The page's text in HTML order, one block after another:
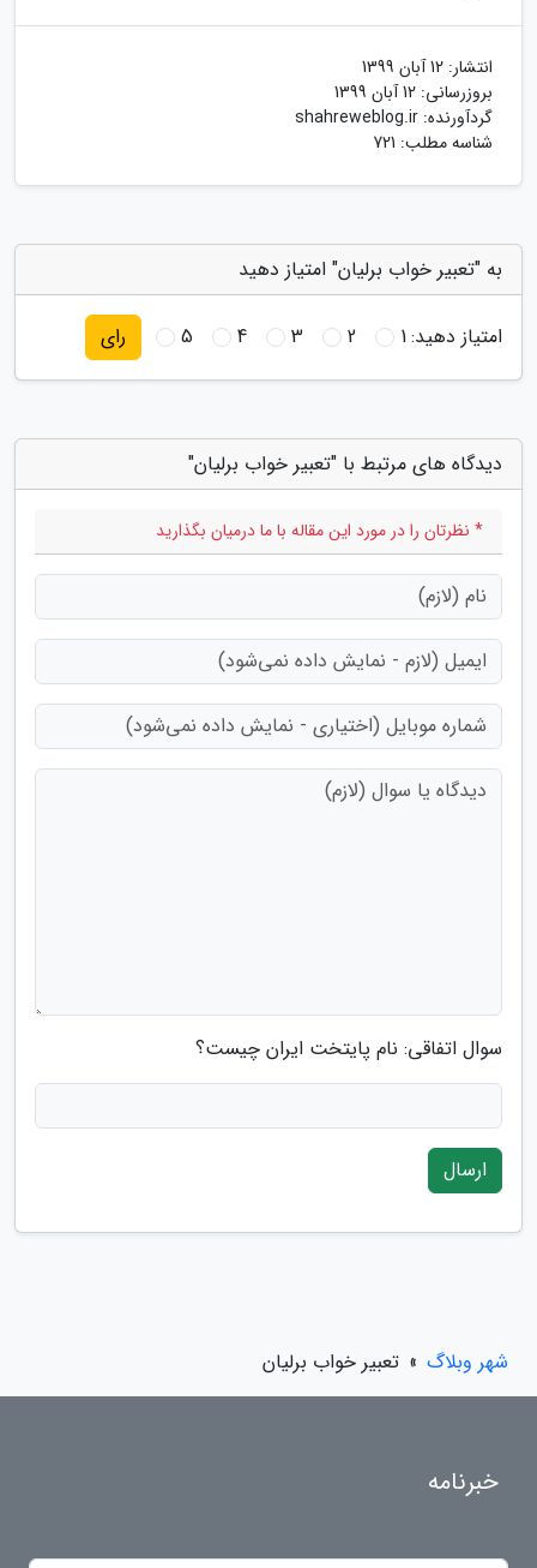
انتشار: 12 آبان 1399
بروزرسانی: 12 آبان 1399
گردآورنده: shahreweblog.ir
شناسه مطلب: 721
به "تعبیر خواب برلیان" امتیاز دهید
امتیاز دهید:1
2
3
4
5 رای
دیدگاه های مرتبط با "تعبیر خواب برلیان"
* نظرتان را در مورد این مقاله با ما درمیان بگذارید
سوال اتفاقی: نام پایتخت ایران چیست؟
ارسال
شهر وبلاگ » تعبیر خواب برلیان
خبرنامه